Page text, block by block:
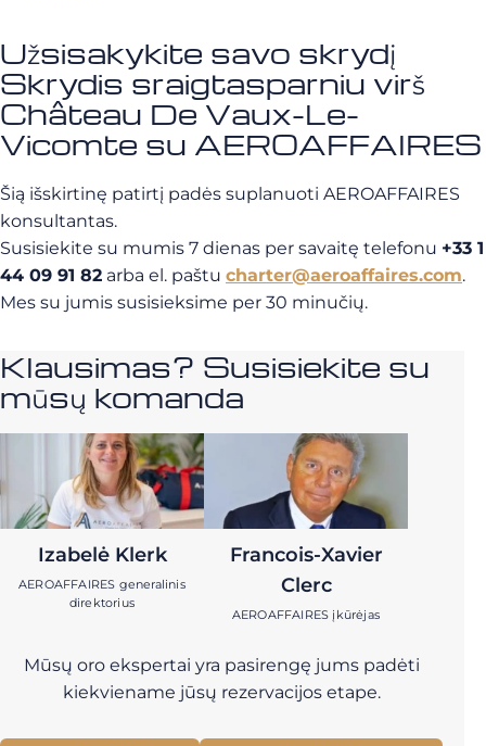
Užsisakykite savo skrydį
Skrydis sraigtasparniu virš
Château De Vaux-Le-
Vicomte su AEROAFFAIRES
Šią išskirtinę patirtį padės suplanuoti AEROAFFAIRES
konsultantas.
Susisiekite su mumis 7 dienas per savaitę telefonu +33 1
44 09 91 82 arba el. paštu charter@aeroaffaires.com.
Mes su jumis susisieksime per 30 minučių.
Klausimas? Susisiekite su
mūsų komanda
Izabelė Klerk
AEROAFFAIRES generalinis
direktorius
Francois-Xavier
Clerc
AEROAFFAIRES įkūrėjas
Mūsų oro ekspertai yra pasirengę jums padėti
kiekviename jūsų rezervacijos etape.